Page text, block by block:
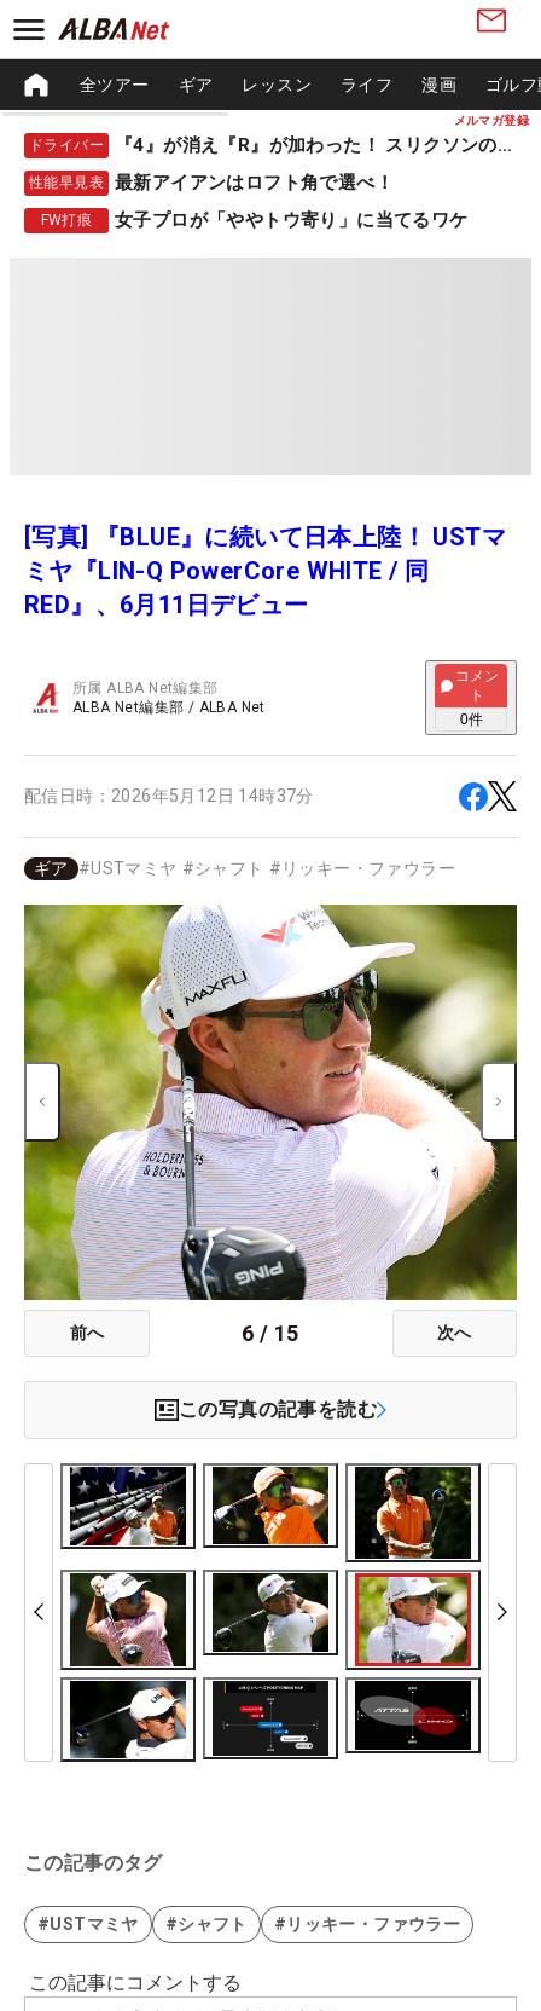
メルマガ登録
全ツアー ギア レッスン ライフ 漫画 ゴル
ドライバー 『4』が消え『R』が加わった！ スリクソンの新作
性能早見表 最新アイアンはロフト角で選べ！
FW打痕 女子プロが「ややトウ寄り」に当てるワケ
[写真] 『BLUE』に続いて日本上陸！ USTマ
ミヤ『LIN-Q PowerCore WHITE / 同
RED』、6月11日デビュー
所属ALBA Net編集部
ALBA Net編集部 / ALBA Net
コメン
ト
0件
配信日時： 2026年5月12日 14時37分
ギア #USTマミヤ #シャフト # リッキー・ファウラー
前へ 6 / 15 次へ
この写真の記事を読む
この記事のタグ
#USTマミヤ #シャフト #リッキー・ファウラー